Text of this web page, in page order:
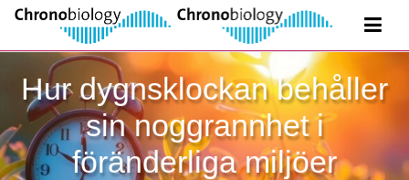
Hur dygnsklockan behåller
sin noggrannhet i
föränderliga miljöer